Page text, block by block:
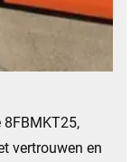
8FBMKT25,
vertrouwen en